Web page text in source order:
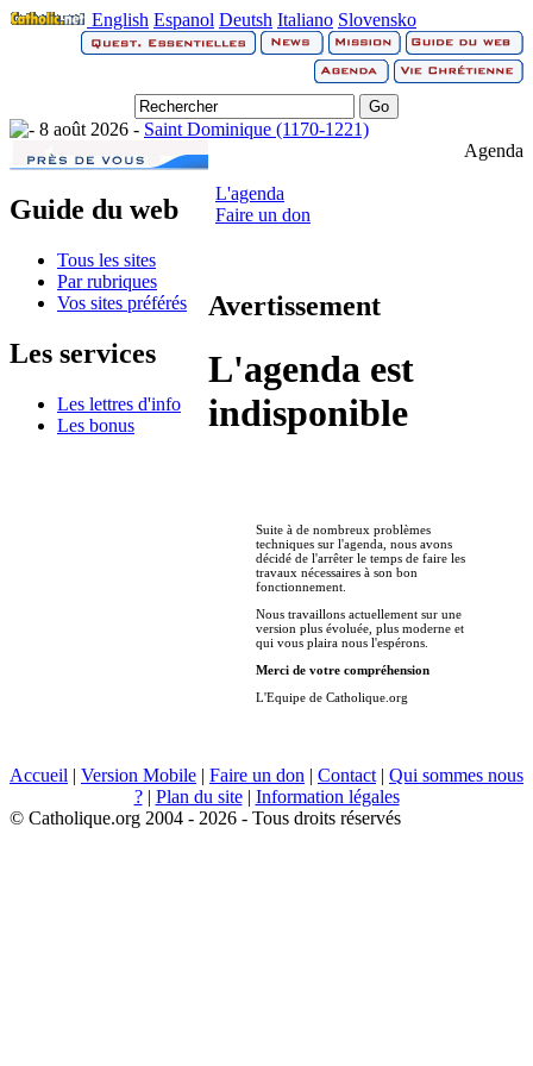
English Espanol Deutsh Italiano Slovensko
8 août 2026 - Saint Dominique (1170-1221)
Guide du web
Tous les sites
Par rubriques
Vos sites préférés
Les services
Les lettres d'info
Les bonus
Agenda
L'agenda
Faire un don
Avertissement
L'agenda est
indisponible
Suite à de nombreux problèmes
techniques sur l'agenda, nous avons
décidé de l'arrêter le temps de faire les
travaux nécessaires à son bon
fonctionnement.
Nous travaillons actuellement sur une
version plus évoluée, plus moderne et
qui vous plaira nous l'espérons.
Merci de votre compréhension
L'Equipe de Catholique.org
Accueil | Version Mobile | Faire un don | Contact | Qui sommes nous
?| Plan du site| Information légales
© Catholique.org 2004 - 2026 - Tous droits réservés